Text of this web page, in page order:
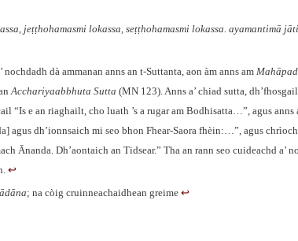
jeṭṭhohamasmi lokassa, seṭṭhohamasmi lokassa. ayamantimā
nochdadh dà ammanan anns an t-Suttanta, aon àm anns am
Acchariyaabbhuta Sutta (MN 123). Anns a’ chiad sutta,
“Is e an riaghailt, cho luath ’s a rugar am Bodhisatta…”, agus anns
agus dh’ionnsaich mi seo bhon Fhear-Saora fhèin:…”, agus
Ānanda. Dh’aontaich an Tidsear.” Tha an rann seo cuideachd a’
↩︎
; na còig cruinneachaidhean greime↩︎